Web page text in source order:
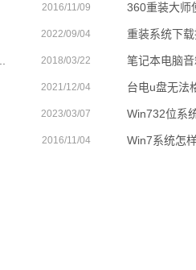
2016/11/09
2022/09/04
2018/03/22
2021/12/04
2023/03/07
2016/11/04
360重装大师
重装系统下载
笔记本电脑音
台电u盘无法
Win732位系
Win7系统怎